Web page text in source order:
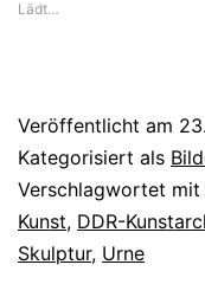
Lädt…
Veröffentlicht am
Kategorisiert als
Verschlagwortet mit
Kunst, DDR-
Skulptur, Urne